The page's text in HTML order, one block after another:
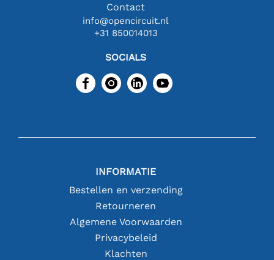
Contact
info@opencircuit.nl
+31 850014013
SOCIALS
INFORMATIE
Bestellen en verzending
Retourneren
Algemene Voorwaarden
Privacybeleid
Klachten